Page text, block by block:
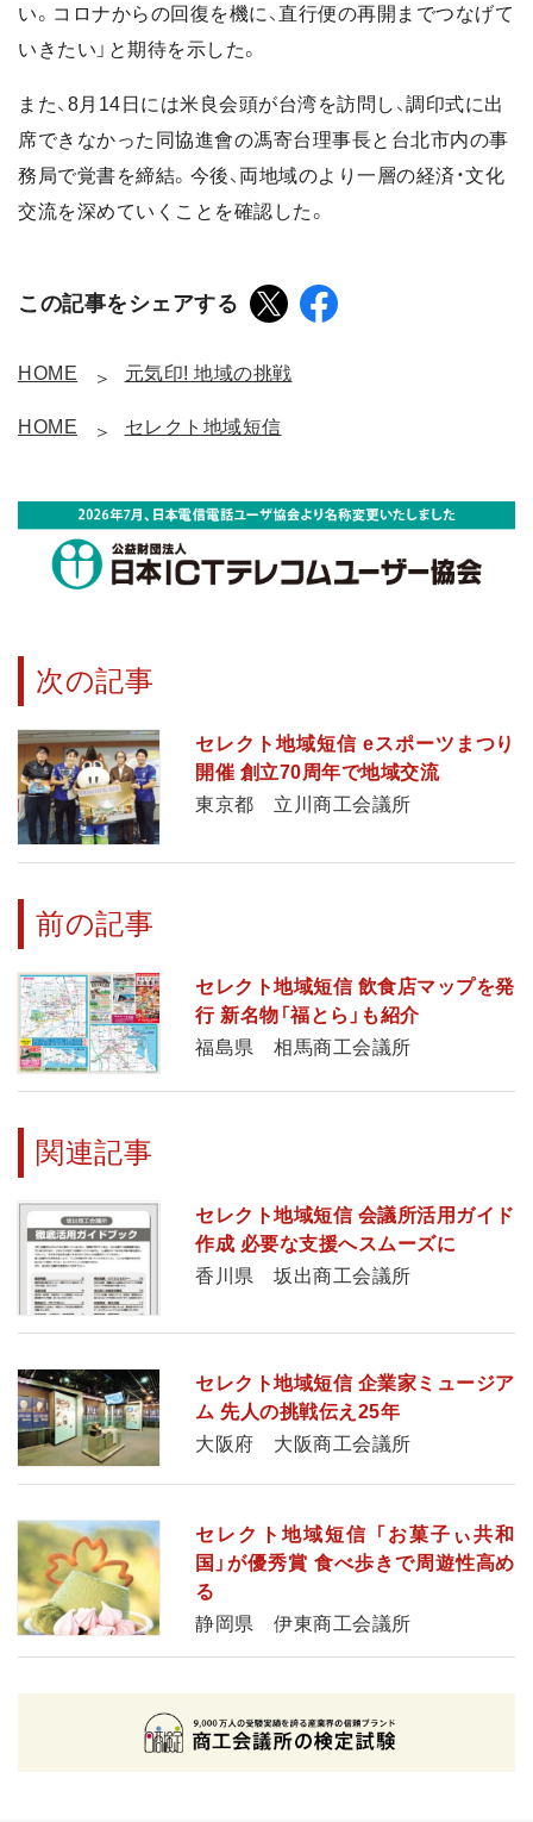
い。コロナからの回復を機に、直行便の再開までつなげて
いきたい」と期待を示した。
また、8月14日には米良会頭が台湾を訪問し、調印式に出
席できなかった同協進會の馮寄台理事長と台北市内の事
務局で覚書を締結。今後、両地域のより一層の経済・文化
交流を深めていくことを確認した。
この記事をシェアする
HOME 元気印! 地域の挑戦
HOME セレクト地域短信
次の記事
セレクト地域短信 eスポーツまつり
開催 創立70周年で地域交流
東京都 立川商工会議所
前の記事
セレクト地域短信 飲食店マップを発
行 新名物「福とら」も紹介
福島県 相馬商工会議所
関連記事
セレクト地域短信 会議所活用ガイド
作成 必要な支援へスムーズに
香川県 坂出商工会議所
セレクト地域短信 企業家ミュージア
ム 先人の挑戦伝え25年
大阪府 大阪商工会議所
セレクト地域短信 「お菓子ぃ共和
国」が優秀賞 食べ歩きで周遊性高め
る
静岡県 伊東商工会議所